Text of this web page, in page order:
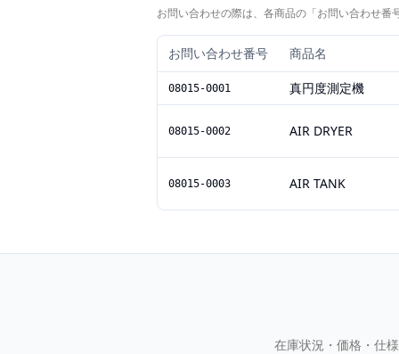
お問い合わせの際は、各商品の「お問い合わせ番
お問い合わせ番号 商品名
08015-0001 真円度測定機
08015-0002 AIR DRYER
08015-0003 AIR TANK
在庫状況・価格・仕